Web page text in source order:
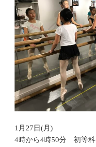
1月27日(月)
4時から4時50分 初等科